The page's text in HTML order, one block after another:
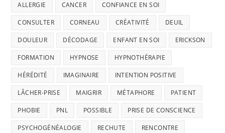
ALLERGIE CANCER CONFIANCE EN SOI
CONSULTER CORNEAU CRÉATIVITÉ DEUIL
DOULEUR DÉCODAGE ENFANT EN SOI ERICKSON
FORMATION HYPNOSE HYPNOTHÉRAPIE
HÉRÉDITÉ IMAGINAIRE INTENTION POSITIVE
LÂCHER-PRISE MAIGRIR MÉTAPHORE PATIENT
PHOBIE PNL POSSIBLE PRISE DE CONSCIENCE
PSYCHOGÉNÉALOGIE RECHUTE RENCONTRE